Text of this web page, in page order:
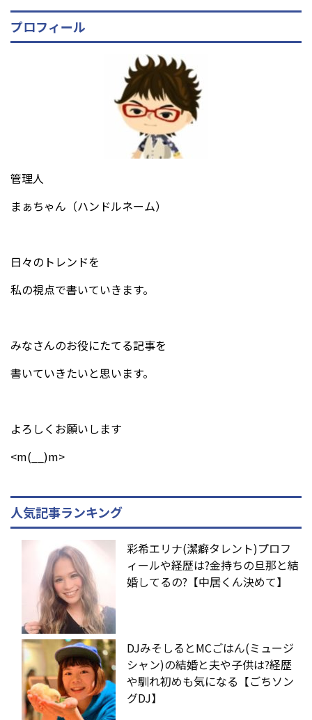
プロフィール
管理人
まぁちゃん（ハンドルネーム）
日々のトレンドを
私の視点で書いていきます。
みなさんのお役にたてる記事を
書いていきたいと思います。
よろしくお願いします
<m(__)m>
人気記事ランキング
彩希エリナ(潔癖タレント)プロフ
ィールや経歴は?金持ちの旦那と結
婚してるの?【中居くん決めて】
DJみそしるとMCごはん(ミュージ
シャン)の結婚と夫や子供は?経歴
や馴れ初めも気になる【ごちソン
グDJ】